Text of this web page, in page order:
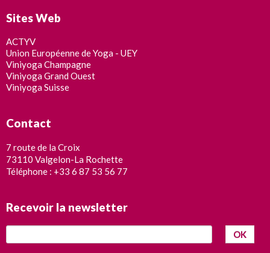
Sites Web
ACTYV
Union Européenne de Yoga - UEY
Viniyoga Champagne
Viniyoga Grand Ouest
Viniyoga Suisse
Contact
7 route de la Croix
73110 Valgelon-La Rochette
Téléphone : +33 6 87 53 56 77
Recevoir la newsletter
OK